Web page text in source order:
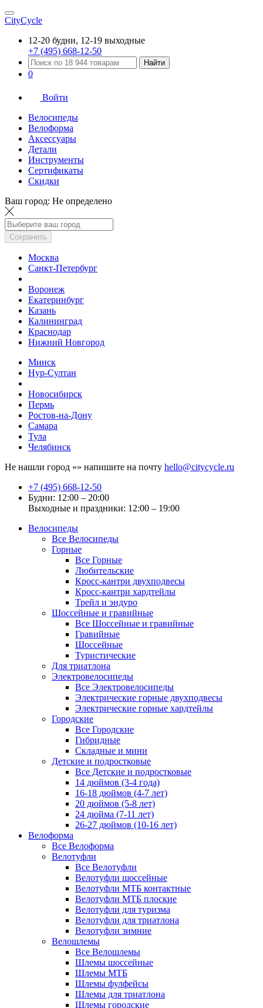
CityCycle
12-20 будни, 12-19 выходные
+7 (495) 668-12-50
Найти
0
Войти
Велосипеды
Велоформа
Аксессуары
Детали
Инструменты
Сертификаты
Скидки
Ваш город: Не определено
Сохранить
Москва
Санкт-Петербург
Воронеж
Екатеринбург
Казань
Калининград
Краснодар
Нижний Новгород
Минск
Нур-Султан
Новосибирск
Пермь
Ростов-на-Дону
Самара
Тула
Челябинск
Не нашли город «» напишите на почту hello@citycycle.ru
+7 (495) 668-12-50
Будни: 12:00 – 20:00
Выходные и праздники: 12:00 – 19:00
Велосипеды
Все Велосипеды
Горные
Все Горные
Любительские
Кросс-кантри двухподвесы
Кросс-кантри хардтейлы
Трейл и эндуро
Шоссейные и гравийные
Все Шоссейные и гравийные
Гравийные
Шоссейные
Туристические
Для триатлона
Электровелосипеды
Все Электровелосипеды
Электрические горные двухподвесы
Электрические горные хардтейлы
Городские
Все Городские
Гибридные
Складные и мини
Детские и подростковые
Все Детские и подростковые
14 дюймов (3-4 года)
16-18 дюймов (4-7 лет)
20 дюймов (5-8 лет)
24 дюйма (7-11 лет)
26-27 дюймов (10-16 лет)
Велоформа
Все Велоформа
Велотуфли
Все Велотуфли
Велотуфли шоссейные
Велотуфли МТБ контактные
Велотуфли МТБ плоские
Велотуфли для туризма
Велотуфли для триатлона
Велотуфли зимние
Велошлемы
Все Велошлемы
Шлемы шоссейные
Шлемы МТБ
Шлемы фулфейсы
Шлемы для триатлона
Шлемы городские